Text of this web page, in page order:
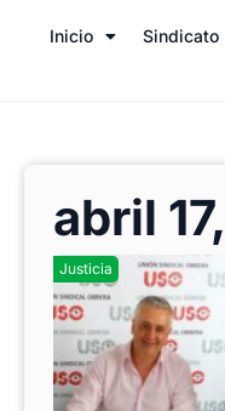
Inicio Sindicato
abril
Justicia